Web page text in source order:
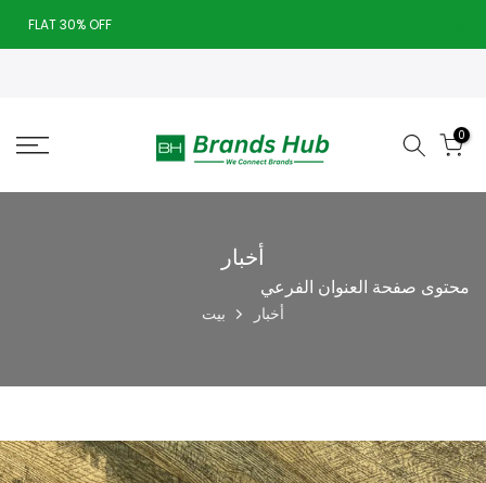
تخطى
الى
FLAT 30% OFF
Today deal sale off 70%. End in. Hurry Up!!
0
أخبار
محتوى صفحة العنوان الفرعي
بيت أخبار